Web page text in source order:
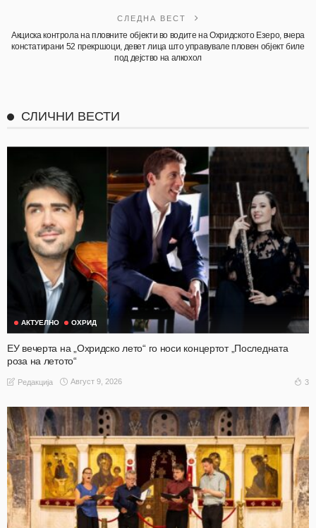
СЛЕДНА ВЕСТ
Акциска контрола на пловните објекти во водите на Охридското Езеро, вчера
констатирани 52 прекршоци, девет лица што управувале пловен објект биле
под дејство на алкохол
СЛИЧНИ ВЕСТИ
АКТУЕЛНО ОХРИД
ЕУ вечерта на „Охридско лето“ го носи концертот „Последната
роза на летото“
Редакција Август 9, 2026 3